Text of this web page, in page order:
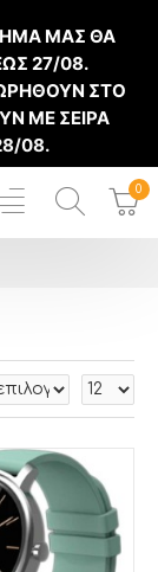
ΜΑΣ ΘΑ
27/08.
ΣΤΟ
ΜΕ ΣΕΙΡΑ
08.
0